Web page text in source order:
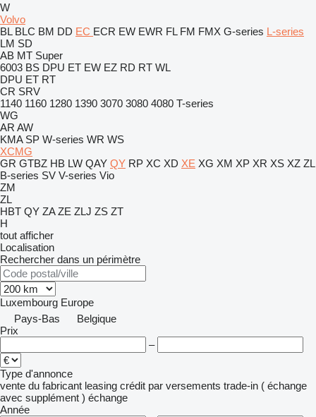
W
Volvo
BL BLC BM DD EC ECR EW EWR FL FM FMX G-series L-series
LM SD
AB MT Super
6003 BS DPU ET EW EZ RD RT WL
DPU ET RT
CR SRV
1140 1160 1280 1390 3070 3080 4080 T-series
WG
AR AW
KMA SP W-series WR WS
XCMG
GR GTBZ HB LW QAY QY RP XC XD XE XG XM XP XR XS XZ ZL
B-series SV V-series Vio
ZM
ZL
HBT QY ZA ZE ZLJ ZS ZT
H
tout afficher
Localisation
Rechercher dans un périmètre
Luxembourg Europe
Pays-Bas
Belgique
Prix
–
Type d'annonce
vente du fabricant leasing crédit par versements trade-in ( échange
avec supplément ) échange
Année